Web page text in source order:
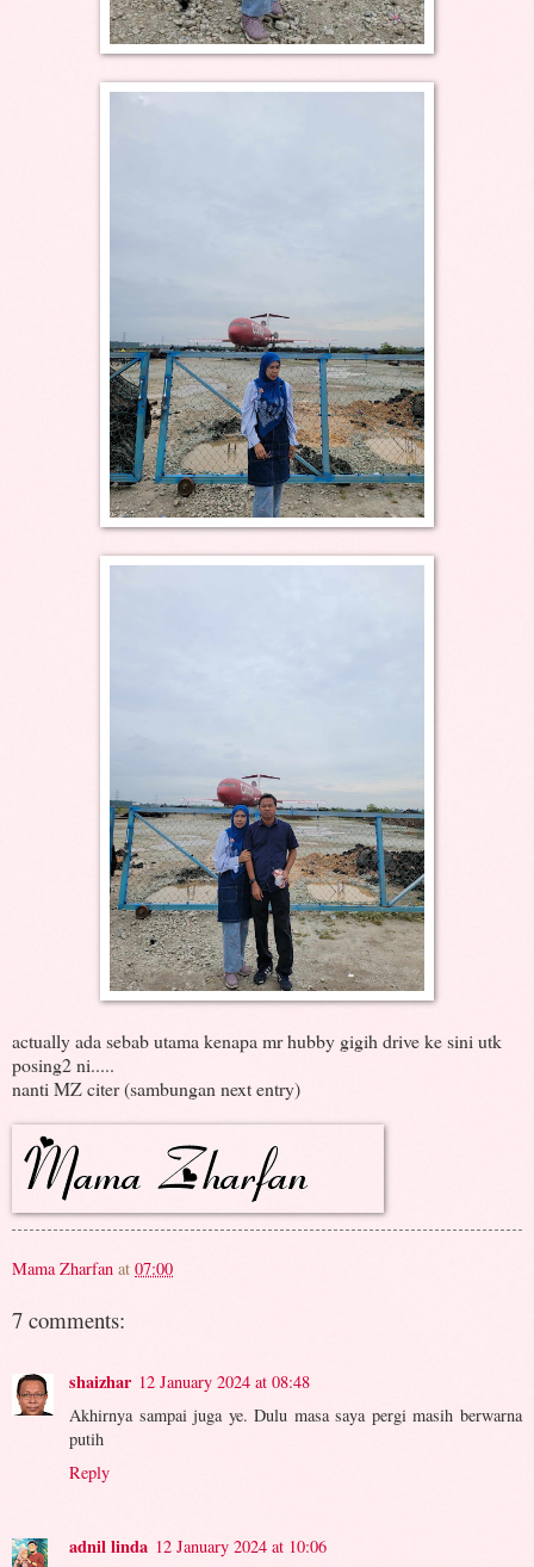
actually ada sebab utama kenapa mr hubby gigih drive ke sini utk
posing2 ni.....
nanti MZ citer (sambungan next entry)
Mama Zharfan at 07:00
7 comments:
shaizhar 12 January 2024 at 08:48
Akhirnya sampai juga ye. Dulu masa saya pergi masih berwarna
putih
Reply
adnil linda 12 January 2024 at 10:06